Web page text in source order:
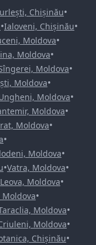
Chișinău•
•Ialoveni, Chișinău•
Moldova•
Moldova•
Moldova•
Moldova•
Moldova•
Moldova•
Moldova•
•
Moldova•
•Vatra, Moldova•
Leova, Moldova•
Moldova•
Moldova•
Moldova•
Chișinău•